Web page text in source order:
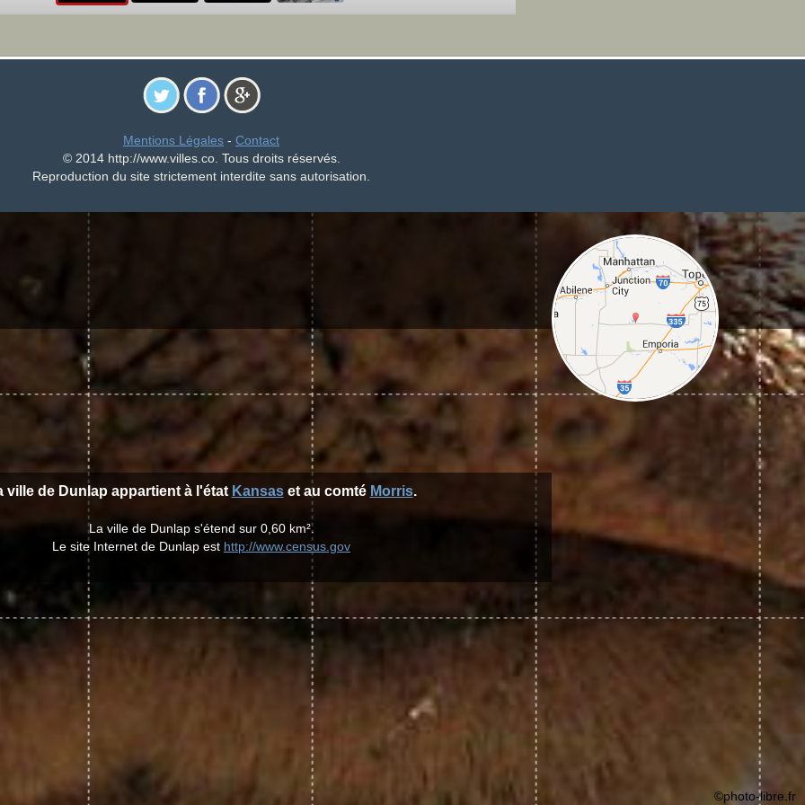
Mentions Légales - Contact
© 2014 http://www.villes.co. Tous droits réservés.
Reproduction du site strictement interdite sans autorisation.
ville de Dunlap appartient à l'état Kansaset au comté Morris.
La ville de Dunlap s'étend sur 0,60 km².
Le site Internet de Dunlap est http://www.census.gov
©photo-libre.fr